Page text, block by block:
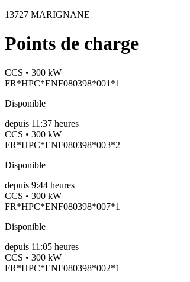
13727 MARIGNANE
Points de charge
CCS • 300 kW
FR*HPC*ENF080398*001*1
Disponible
depuis 11:37 heures
CCS • 300 kW
FR*HPC*ENF080398*003*2
Disponible
depuis 9:44 heures
CCS • 300 kW
FR*HPC*ENF080398*007*1
Disponible
depuis 11:05 heures
CCS • 300 kW
FR*HPC*ENF080398*002*1